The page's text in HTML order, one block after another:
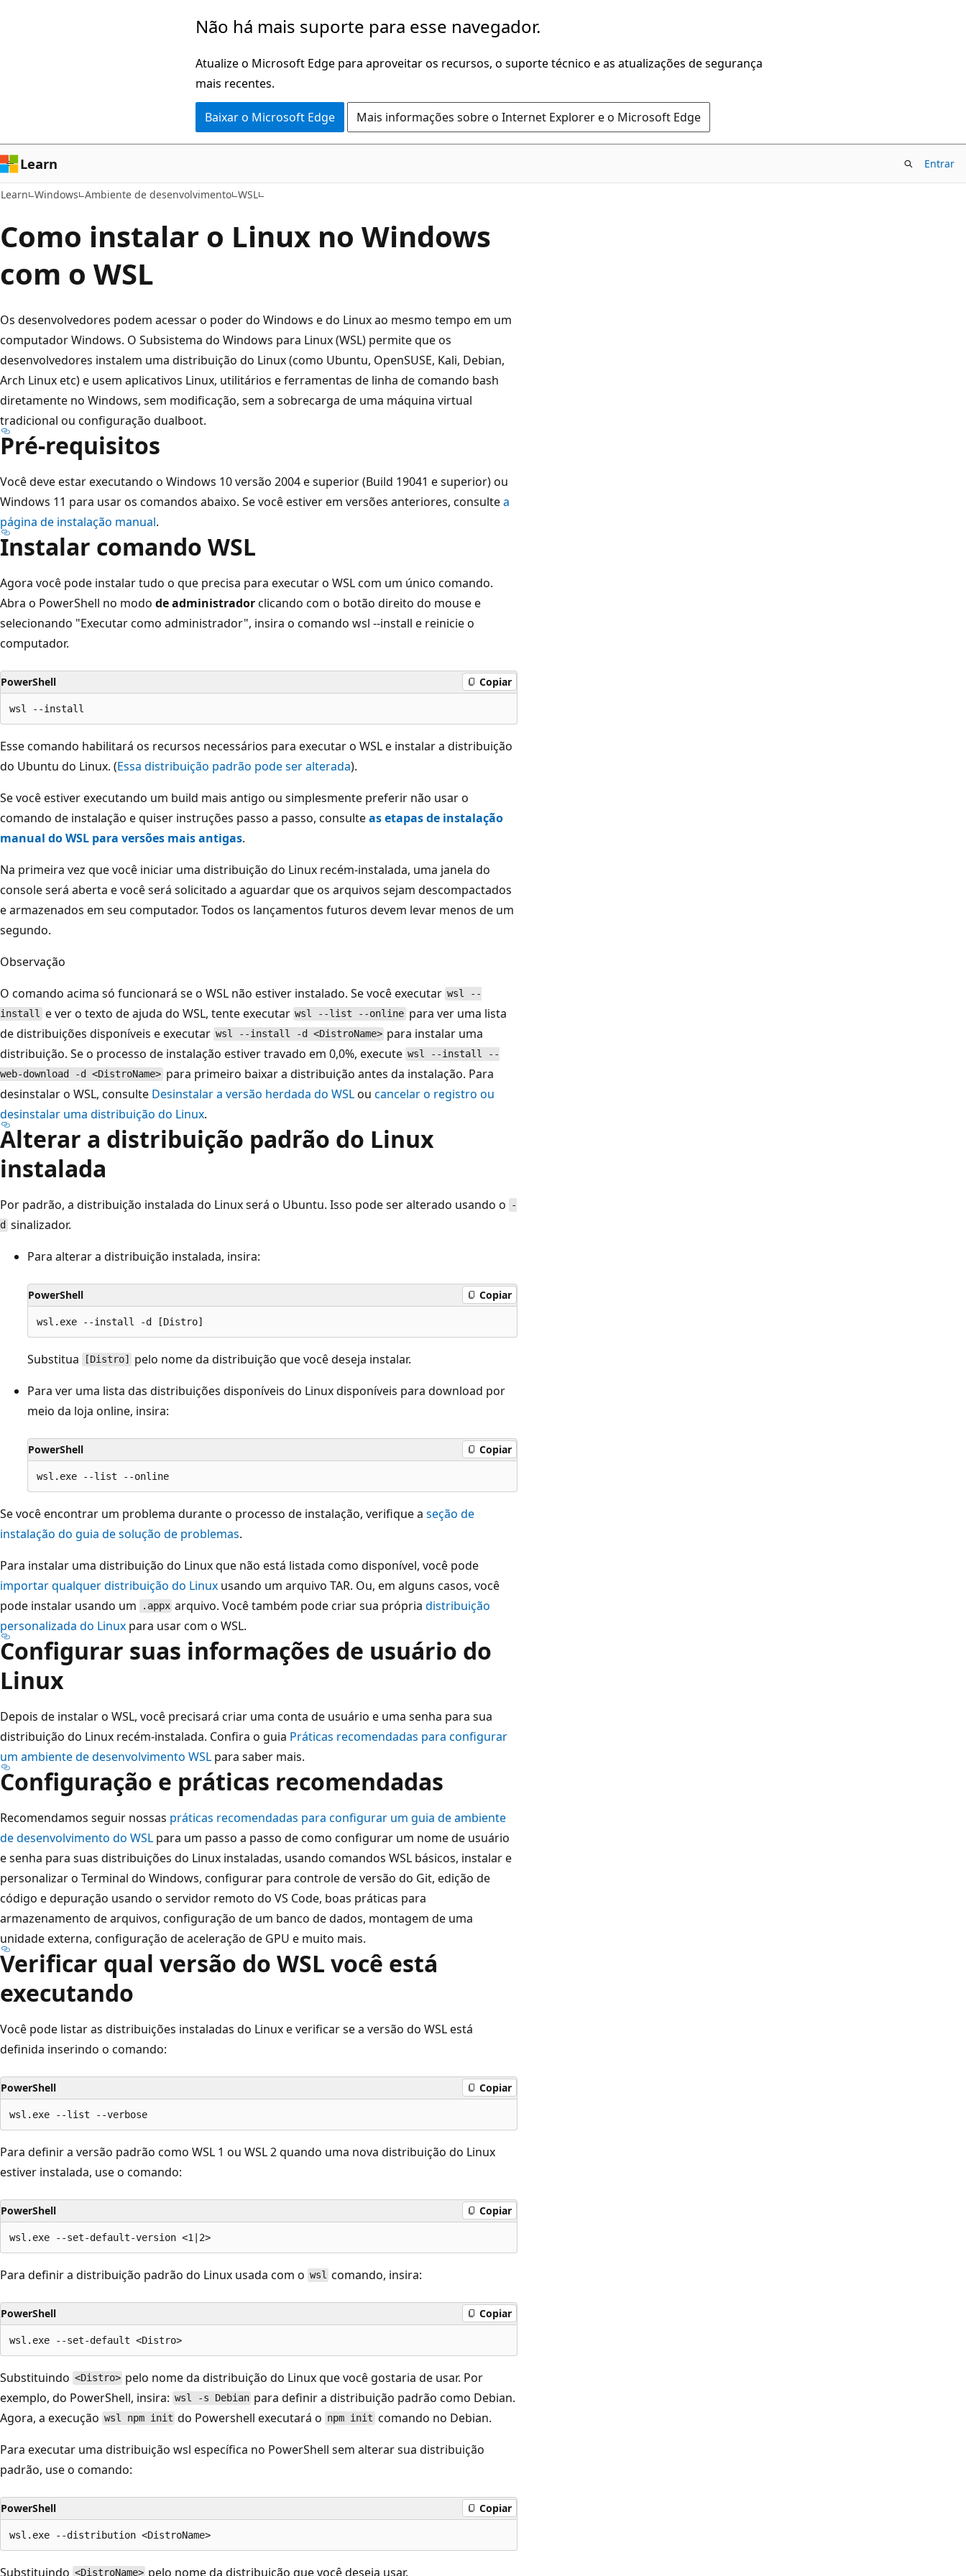
Não há mais suporte para esse navegador.
Atualize o Microsoft Edge para aproveitar os recursos, o suporte técnico e as atualizações de segurança
mais recentes.
Baixar o Microsoft Edge Mais informações sobre o Internet Explorer e o Microsoft Edge
Learn Entrar
Learn Windows Ambiente de desenvolvimento WSL
Como instalar o Linux no Windows
com o WSL
Os desenvolvedores podem acessar o poder do Windows e do Linux ao mesmo tempo em um
computador Windows. O Subsistema do Windows para Linux (WSL) permite que os
desenvolvedores instalem uma distribuição do Linux (como Ubuntu, OpenSUSE, Kali, Debian,
Arch Linux etc) e usem aplicativos Linux, utilitários e ferramentas de linha de comando bash
diretamente no Windows, sem modificação, sem a sobrecarga de uma máquina virtual
tradicional ou configuração dualboot.
Pré-requisitos
Você deve estar executando o Windows 10 versão 2004 e superior (Build 19041 e superior) ou
Windows 11 para usar os comandos abaixo. Se você estiver em versões anteriores, consultea
página de instalação manual.
Instalar comando WSL
Agora você pode instalar tudo o que precisa para executar o WSL com um único comando.
Abra o PowerShell no modo de administradorclicando com o botão direito do mouse e
selecionando "Executar como administrador", insira o comando wsl --install e reinicie o
computador.
PowerShell Copiar
Esse comando habilitará os recursos necessários para executar o WSL e instalar a distribuição
do Ubuntu do Linux. (Essa distribuição padrão pode ser alterada).
Se você estiver executando um build mais antigo ou simplesmente preferir não usar o
comando de instalação e quiser instruções passo a passo, consulteas etapas de instalação
manual do WSL para versões mais antigas.
Na primeira vez que você iniciar uma distribuição do Linux recém-instalada, uma janela do
console será aberta e você será solicitado a aguardar que os arquivos sejam descompactados
e armazenados em seu computador. Todos os lançamentos futuros devem levar menos de um
segundo.
Observação
O comando acima só funcionará se o WSL não estiver instalado. Se você executar wsl --
install e ver o texto de ajuda do WSL, tente executar wsl --list --online para ver uma lista
de distribuições disponíveis e executar wsl --install -d <DistroName> para instalar uma
distribuição. Se o processo de instalação estiver travado em 0,0%, execute wsl --install --
web-download -d <DistroName> para primeiro baixar a distribuição antes da instalação. Para
desinstalar o WSL, consulte Desinstalar a versão herdada do WSLou cancelar o registro ou
desinstalar uma distribuição do Linux.
Alterar a distribuição padrão do Linux
instalada
Por padrão, a distribuição instalada do Linux será o Ubuntu. Isso pode ser alterado usando o
-
d sinalizador.
Para alterar a distribuição instalada, insira:
PowerShell Copiar
Substitua [Distro]
pelo nome da distribuição que você deseja instalar.
Para ver uma lista das distribuições disponíveis do Linux disponíveis para download por
meio da loja online, insira:
PowerShell Copiar
Se você encontrar um problema durante o processo de instalação, verifique a seção de
instalação do guia de solução de problemas.
Para instalar uma distribuição do Linux que não está listada como disponível, você pode
importar qualquer distribuição do Linux usando um arquivo TAR. Ou, em alguns casos, você
pode instalar usando um
.appx arquivo. Você também pode criar sua própriadistribuição
personalizada do Linux para usar com o WSL.
Configurar suas informações de usuário do
Linux
Depois de instalar o WSL, você precisará criar uma conta de usuário e uma senha para sua
distribuição do Linux recém-instalada. Confira o guia Práticas recomendadas para configurar
um ambiente de desenvolvimento WSL para saber mais.
Configuração e práticas recomendadas
Recomendamos seguir nossas práticas recomendadas para configurar um guia de ambiente
de desenvolvimento do WSL para um passo a passo de como configurar um nome de usuário
e senha para suas distribuições do Linux instaladas, usando comandos WSL básicos, instalar e
personalizar o Terminal do Windows, configurar para controle de versão do Git, edição de
código e depuração usando o servidor remoto do VS Code, boas práticas para
armazenamento de arquivos, configuração de um banco de dados, montagem de uma
unidade externa, configuração de aceleração de GPU e muito mais.
Verificar qual versão do WSL você está
executando
Você pode listar as distribuições instaladas do Linux e verificar se a versão do WSL está
definida inserindo o comando:
PowerShell Copiar
Para definir a versão padrão como WSL 1 ou WSL 2 quando uma nova distribuição do Linux
estiver instalada, use o comando:
PowerShell Copiar
Para definir a distribuição padrão do Linux usada com o wsl comando, insira:
PowerShell Copiar
Substituindo <Distro> pelo nome da distribuição do Linux que você gostaria de usar. Por
exemplo, do PowerShell, insira: wsl -s Debian para definir a distribuição padrão como Debian.
Agora, a execução wsl npm init do Powershell executará o npm init comando no Debian.
Para executar uma distribuição wsl específica no PowerShell sem alterar sua distribuição
padrão, use o comando:
PowerShell Copiar
Substituindo <DistroName> pelo nome da distribuição que você deseja usar.